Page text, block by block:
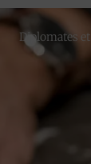
Diplomates